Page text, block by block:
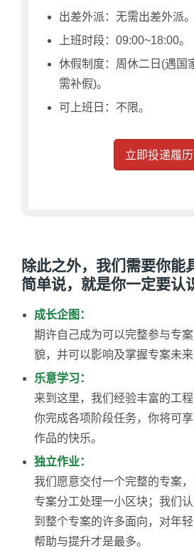
出差外派：无需出差外派。
上班时段：09:00~18:00。
休假制度：周休二日(遇国
需补假)。
可上班日：不限。
立即投递履历
除此之外，我们需要你能
简单说，就是你一定要认
成长企图：
期许自己成为可以完整参与专
貌，并可以影响及掌握专案未来
乐意学习：
来到这里，我们经验丰富的工
你完成各项阶段任务，你将可
作品的快乐。
独立作业：
我们愿意交付一个完整的专案
专案分工处理一小区块；我们
到整个专案的许多面向，对年
帮助与提升才是最多。